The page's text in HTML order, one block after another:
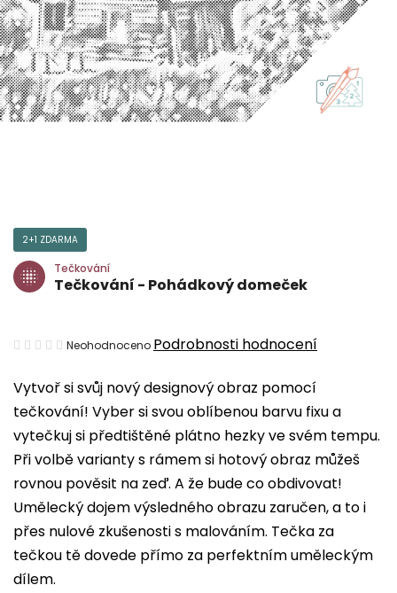
Vytvoř si svůj nový designový obraz pomocí
tečkování! Vyber si svou oblíbenou barvu fixu a
vytečkuj si předtištěné plátno hezky ve svém tempu.
Při volbě varianty s rámem si hotový obraz můžeš
rovnou pověsit na zeď. A že bude co obdivovat!
Umělecký dojem výsledného obrazu zaručen, a to i
přes nulové zkušenosti s malováním. Tečka za
tečkou tě dovede přímo za perfektním uměleckým
dílem.
2+1 ZDARMA
Tečkování
Tečkování - Pohádkový domeček
Průměrné
produktu
je
0,0
z
5
hvězdiček.
Neohodnoceno Podrobnosti hodnocení